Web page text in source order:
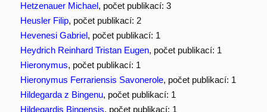
Hetzenauer Michael, počet publikací: 3
Heusler Filip, počet publikací: 2
Hevenesi Gabriel, počet publikací: 1
Heydrich Reinhard Tristan Eugen, počet publikací: 1
Hieronymus, počet publikací: 1
Hieronymus Ferrariensis Savonerole, počet publikací: 1
Hildegarda z Bingenu, počet publikací: 1
Hildegardis Bingensis, počet publikací: 1